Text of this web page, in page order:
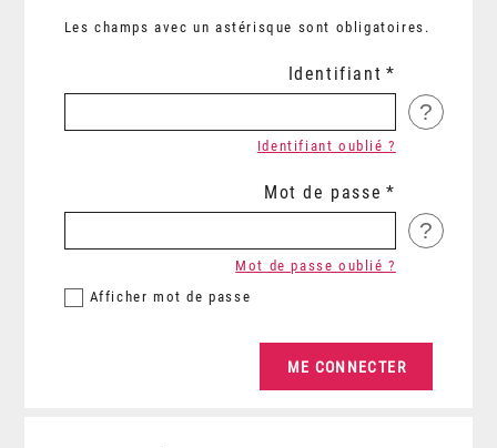
Les champs avec un astérisque sont obligatoires.
Identifiant
?
Identifiant oublié ?
Mot de passe
?
Afficher mot de passe
Mot de passe oublié ?